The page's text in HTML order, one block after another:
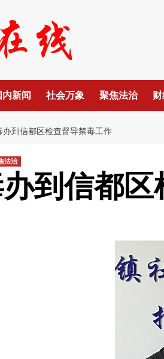
内新闻 社会万象 聚焦法治
办到信都区检查督导禁毒工作
法治
到信都